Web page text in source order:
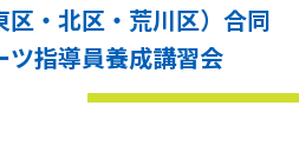
区・北区・荒川区）合同
ツ指導員養成講習会